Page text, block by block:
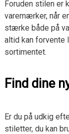
Foruden stilen er
varemærker, når
stærke både på
altid kan forvente
sortimentet.
Find dine
Er du på udkig
stiletter, du kan